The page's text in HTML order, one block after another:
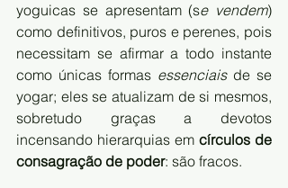
yoguicas se apresentam (se vendem)
como definitivos, puros e perenes, pois
necessitam se afirmar a todo instante
como únicas formas essenciais de se
yogar; eles se atualizam de si mesmos,
sobretudo graças a devotos
incensando hierarquias em círculos de
consagração de poder: são fracos.